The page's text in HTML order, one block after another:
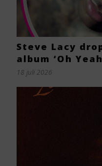
Steve Lacy
album ‘Oh
18 juli 2026